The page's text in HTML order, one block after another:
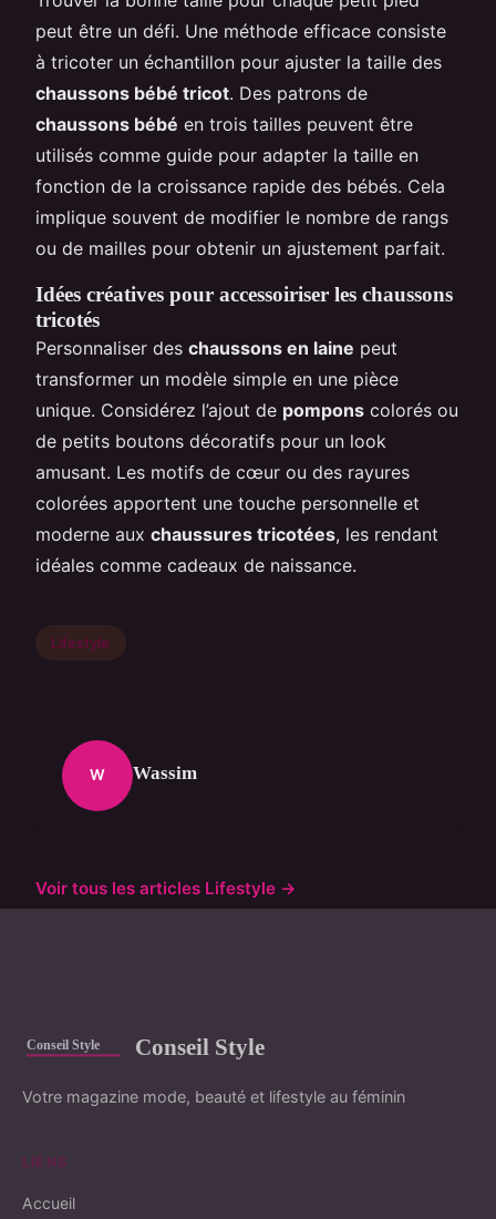
peut être un défi. Une méthode efficace consiste
à tricoter un échantillon pour ajuster la taille des
chaussons bébé tricot. Des patrons de
chaussons bébé en trois tailles peuvent être
utilisés comme guide pour adapter la taille en
fonction de la croissance rapide des bébés. Cela
implique souvent de modifier le nombre de rangs
ou de mailles pour obtenir un ajustement parfait.
Idées créatives pour accessoiriser les chaussons
tricotés
Personnaliser des chaussons en laine peut
transformer un modèle simple en une pièce
unique. Considérez l’ajout de pompons colorés ou
de petits boutons décoratifs pour un look
amusant. Les motifs de cœur ou des rayures
colorées apportent une touche personnelle et
moderne aux chaussures tricotées, les rendant
idéales comme cadeaux de naissance.
Lifestyle
W Wassim
Voir tous les articles Lifestyle →
Conseil Style
Votre magazine mode, beauté et lifestyle au féminin
LIENS
Accueil